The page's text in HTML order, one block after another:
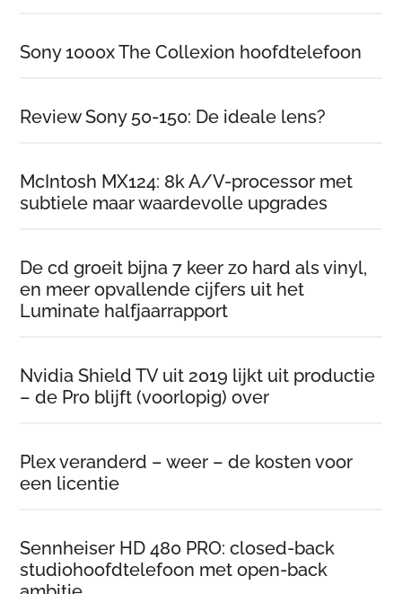
Sony 1000x The Collexion hoofdtelefoon
Review Sony 50-150: De ideale lens?
McIntosh MX124: 8k A/V-processor met
subtiele maar waardevolle upgrades
De cd groeit bijna 7 keer zo hard als vinyl,
en meer opvallende cijfers uit het
Luminate halfjaarrapport
Nvidia Shield TV uit 2019 lijkt uit productie
– de Pro blijft (voorlopig) over
Plex veranderd – weer – de kosten voor
een licentie
Sennheiser HD 480 PRO: closed-back
studiohoofdtelefoon met open-back